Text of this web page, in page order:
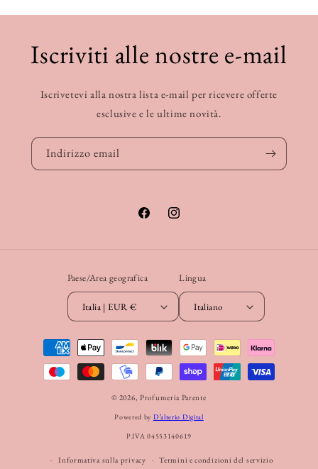
Iscriviti alle nostre e-mail
Iscrivetevi alla nostra lista e-mail per ricevere offerte
esclusive e le ultime novità.
Indirizzo email
FacebookInstagram
Paese/Area geografica
Italia | EUR €
Lingua
Italiano
Metodi
pagamento
© 2026, Profumeria Parente
Powered by D’alterio Digital
P.IVA 04553140619
Informativa sulla privacy Termini e condizioni del servizio